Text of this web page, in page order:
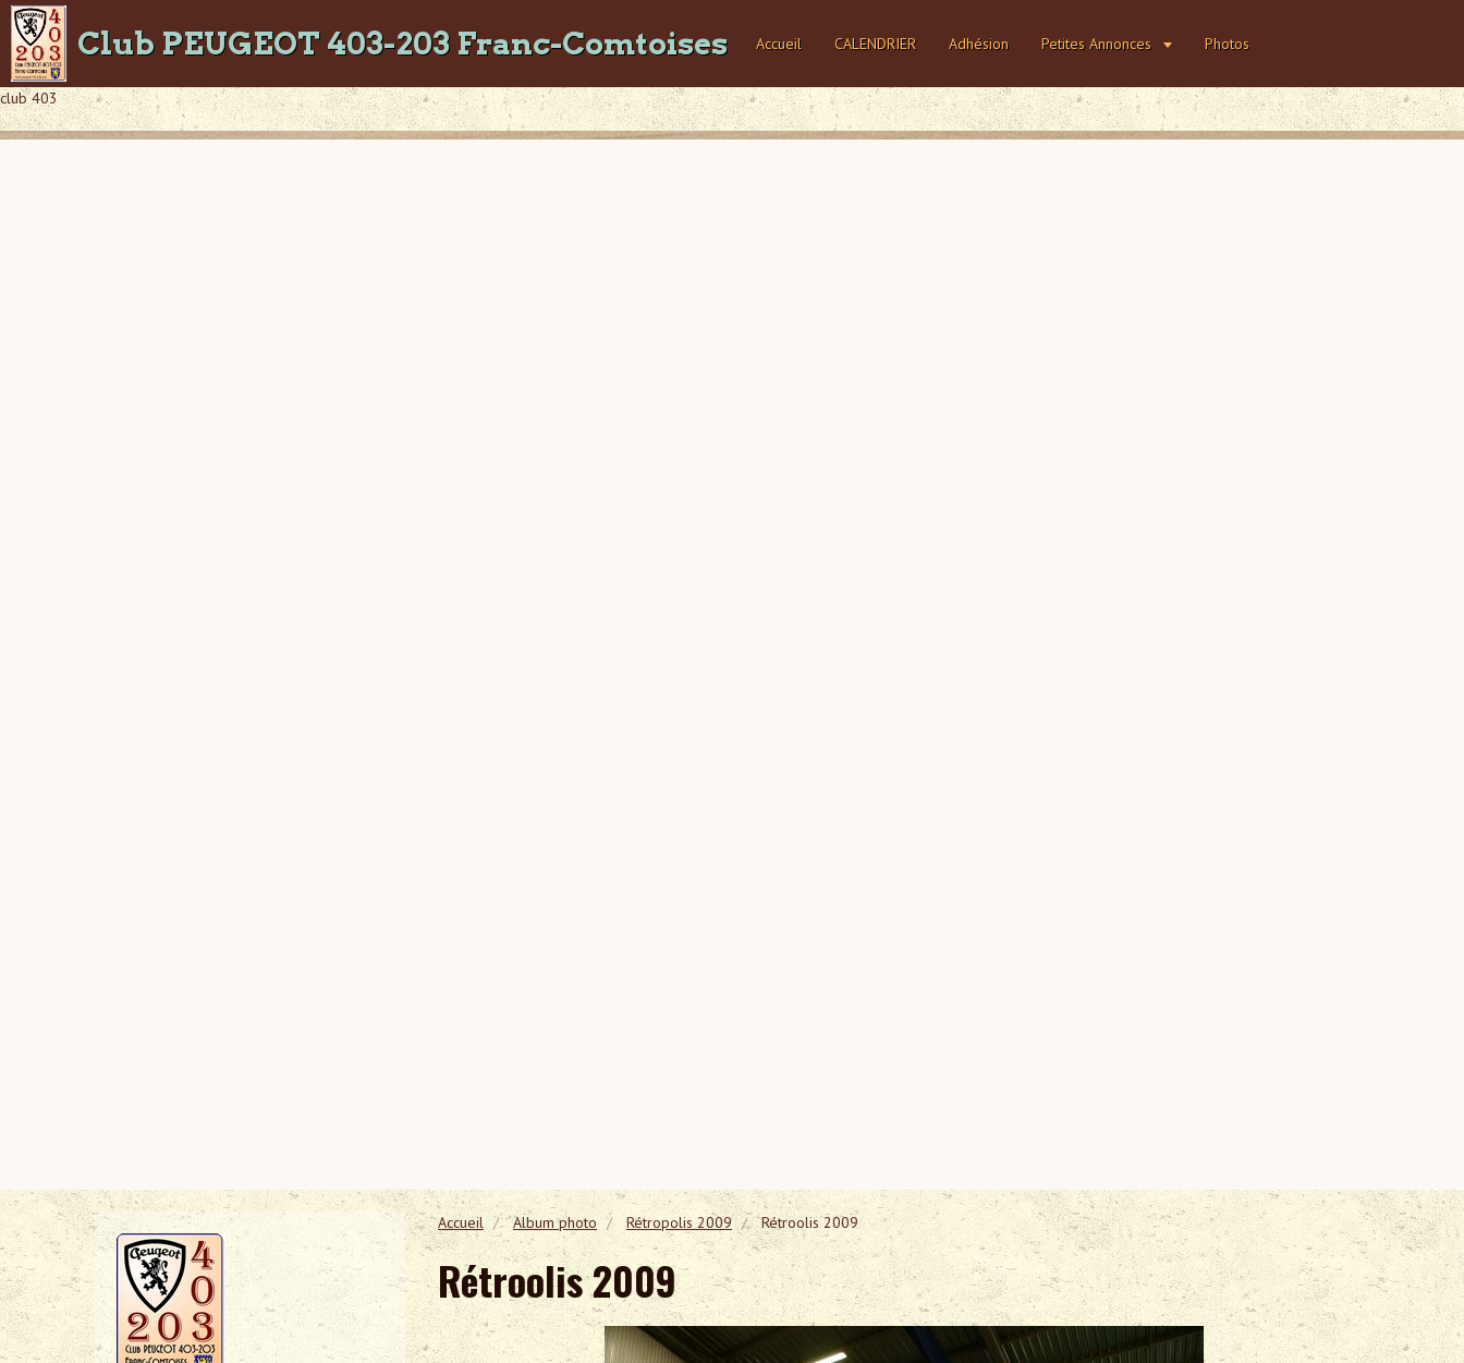
club 403
Club PEUGEOT 403-203 Franc-Comtoises Accueil CALENDRIER Adhésion Petites Annonces Photos
Accueil Album photo Rétropolis 2009 Rétroolis 2009
Rétroolis 2009